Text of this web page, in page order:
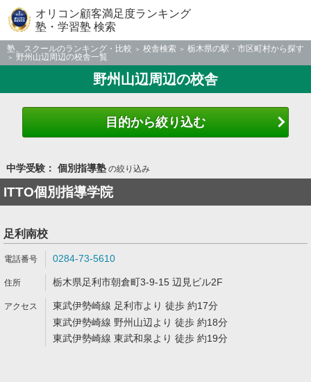
オリコン顧客満足度ランキング
塾・学習塾 検索
塾、スクールのランキング・比較 校舎検索
栃木県の駅・市区町村から探す
野州山辺周辺の校舎一覧
野州山辺周辺の校舎
目的から絞り込む
中学受験： 個別指導塾の絞り込み
ITTO個別指導学院
足利南校
0284-73-5610
栃木県足利市朝倉町3-9-15 辺見ビル2F
東武伊勢崎線 足利市より 徒歩 約17分
東武伊勢崎線 野州山辺より 徒歩 約18分
東武伊勢崎線 東武和泉より 徒歩 約19分